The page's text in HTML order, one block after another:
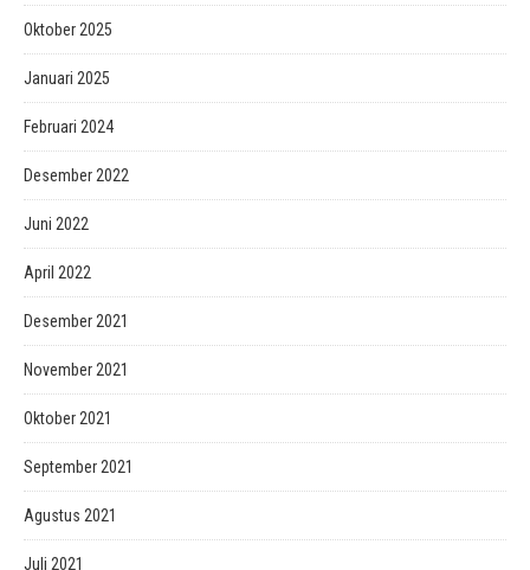
Oktober 2025
Januari 2025
Februari 2024
Desember 2022
Juni 2022
April 2022
Desember 2021
November 2021
Oktober 2021
September 2021
Agustus 2021
Juli 2021